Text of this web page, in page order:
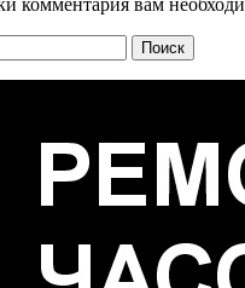
комментария вам